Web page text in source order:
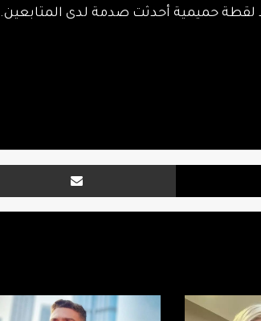
لقطة حميمية أحدثت صدمة لدى المتابعين.
X